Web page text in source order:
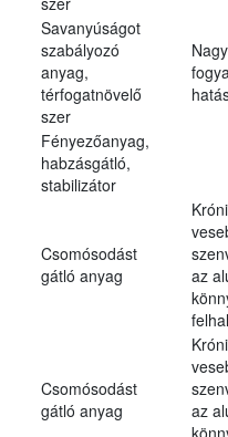
Savanyúságot
szabályozó
anyag,
térfogatnövelő
szer
Fényezőanyag,
habzásgátló,
stabilizátor
Csomósodást
gátló anyag
az
Csomósodást
gátló anyag
az